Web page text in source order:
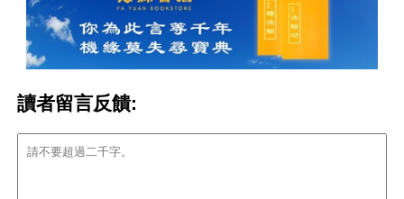
讀者留言反饋: